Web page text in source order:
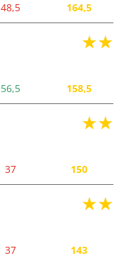
48,5 164,5
★★
56,5 158,5
★★
37 150
★★
37 143